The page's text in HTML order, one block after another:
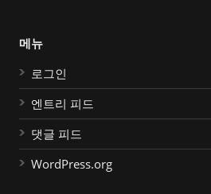
메뉴
로그인
엔트리 피드
댓글 피드
WordPress.org